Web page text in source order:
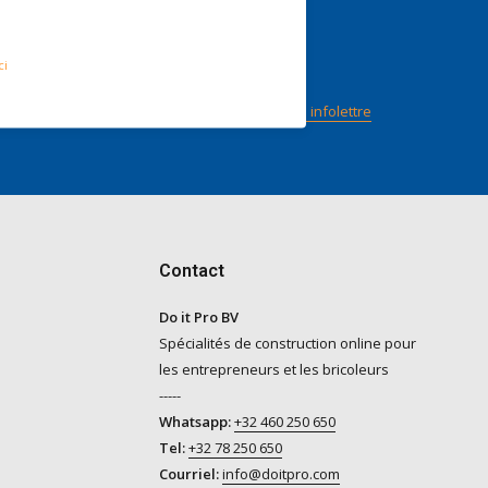
Abonnez-vous à notre infolettre
Contact
Do it Pro BV
Spécialités de construction online pour
les entrepreneurs et les bricoleurs
-----
Whatsapp:+32 460 250 650
Tel:+32 78 250 650
Courriel:info@doitpro.com